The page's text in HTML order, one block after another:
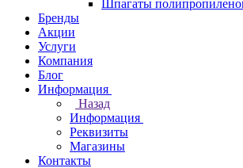
Шпагаты
Бренды
Акции
Услуги
Компания
Блог
Информация
Назад
Информация
Реквизиты
Магазины
Контакты